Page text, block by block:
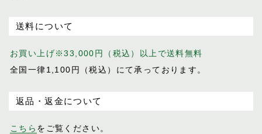
送料について
お買い上げ※33,000円（税込）以上で送料無料
全国一律1,100円（税込）にて承っております。
返品・返金について
こちら をご覧ください。